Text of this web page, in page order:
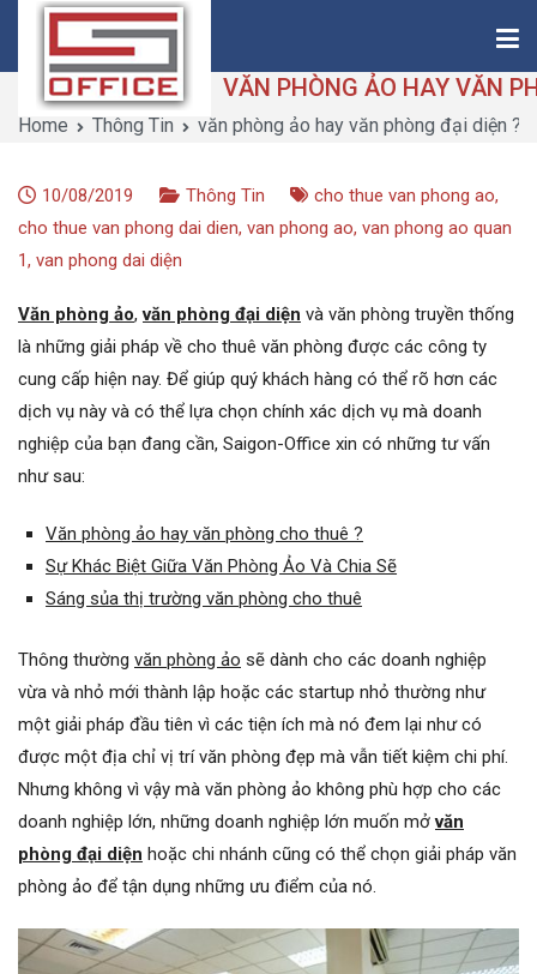
content
Saigon-Office
Saving Is Solution
Home Thông Tin văn phòng ảo hay văn phòng đại diện ?
10/08/2019 Thông Tin cho thue van phong ao,
cho thue van phong dai dien, van phong ao, van phong ao quan
1, van phong dai diện
Văn phòng ảo,văn phòng đại diện và văn phòng truyền thống
là những giải pháp về cho thuê văn phòng được các công ty
cung cấp hiện nay. Để giúp quý khách hàng có thể rõ hơn các
dịch vụ này và có thể lựa chọn chính xác dịch vụ mà doanh
nghiệp của bạn đang cần, Saigon-Office xin có những tư vấn
như sau:
Văn phòng ảo hay văn phòng cho thuê ?
Sự Khác Biệt Giữa Văn Phòng Ảo Và Chia Sẽ
Sáng sủa thị trường văn phòng cho thuê
Thông thường văn phòng ảo sẽ dành cho các doanh nghiệp
vừa và nhỏ mới thành lập hoặc các startup nhỏ thường như
một giải pháp đầu tiên vì các tiện ích mà nó đem lại như có
được một địa chỉ vị trí văn phòng đẹp mà vẫn tiết kiệm chi phí.
Nhưng không vì vậy mà văn phòng ảo không phù hợp cho các
doanh nghiệp lớn, những doanh nghiệp lớn muốn mởvăn
phòng đại diện hoặc chi nhánh cũng có thể chọn giải pháp văn
phòng ảo để tận dụng những ưu điểm của nó.